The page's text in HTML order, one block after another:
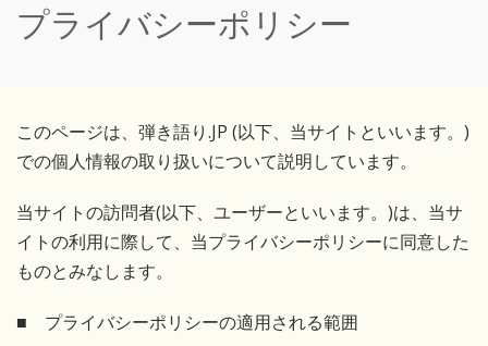
プライバシーポリシー
このページは、弾き語り.JP (以下、当サイトといいます。)
での個人情報の取り扱いについて説明しています。
当サイトの訪問者(以下、ユーザーといいます。)は、当サ
イトの利用に際して、当プライバシーポリシーに同意した
ものとみなします。
■ プライバシーポリシーの適用される範囲